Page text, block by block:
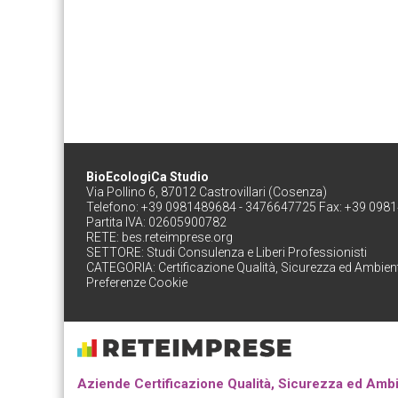
BioEcologiCa Studio
Via Pollino 6, 87012 Castrovillari (Cosenza)
Telefono: +39 0981489684 - 3476647725 Fax: +39
Partita IVA: 02605900782
RETE: bes.reteimprese.org
SETTORE: Studi Consulenza e Liberi Professionisti
CATEGORIA: Certificazione Qualità, Sicurezza ed
Preferenze Cookie
Aziende Certificazione Qualità, Sicurezza ed